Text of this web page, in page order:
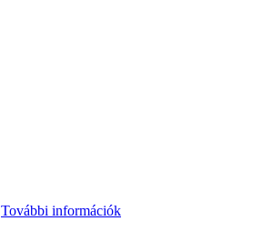
További információk